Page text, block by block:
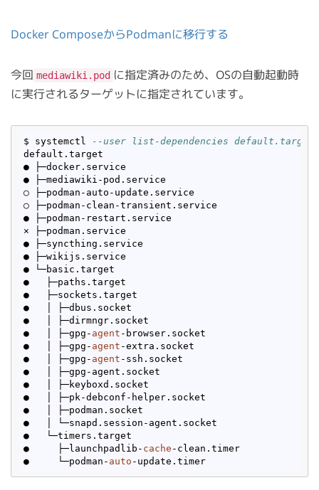
Docker ComposeからPodmanに移行する
今回 mediawiki.pod に指定済みのため、OSの自動起動時
に実行されるターゲットに指定されています。
$ systemctl
--user list-dependencies default.target
default.target
● ├─docker.service
● ├─mediawiki-pod.service
○ ├─podman-auto-update.service
○ ├─podman-clean-transient.service
● ├─podman-restart.service
× ├─podman.service
● ├─syncthing.service
● ├─wikijs.service
● └─basic.target
●   ├─paths.target
●   ├─sockets.target
●   │ ├─dbus.socket
●   │ ├─dirmngr.socket
●   │ ├─gpg- agent -browser.socket
●   │ ├─gpg- agent -extra.socket
●   │ ├─gpg- agent -ssh.socket
●   │ ├─gpg-agent.socket
●   │ ├─keyboxd.socket
●   │ ├─pk-debconf-helper.socket
●   │ ├─podman.socket
●   │ └─snapd.session-agent.socket
●   └─timers.target
●     ├─launchpadlib- cache -clean.timer
●     └─podman- auto -update.timer